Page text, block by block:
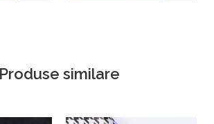
Produse similare